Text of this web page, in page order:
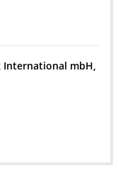
International mbH,